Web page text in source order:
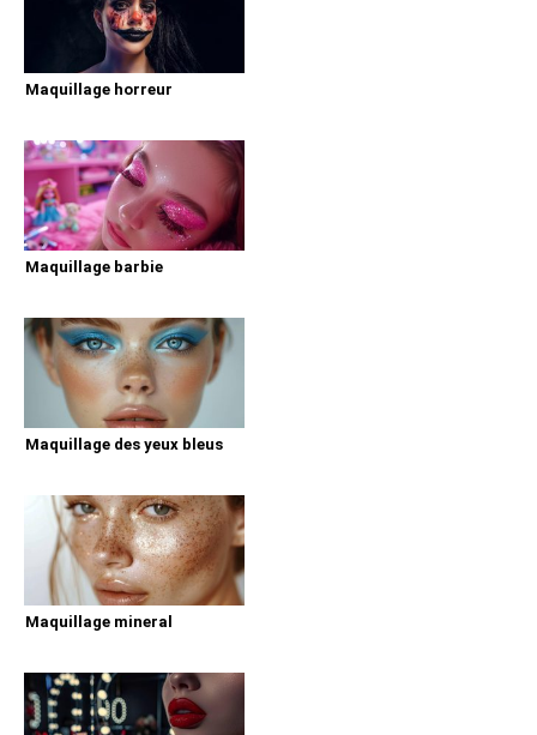
Maquillage horreur
Maquillage barbie
Maquillage des yeux bleus
Maquillage mineral